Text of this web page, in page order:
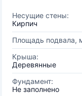
Несущие стены:
Кирпич
Площадь подвала,
Крыша:
Деревянные
Фундамент:
Не заполнено